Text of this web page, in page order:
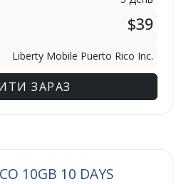
$39
Liberty Mobile Puerto Rico Inc.
ЗАРАЗ
10GB 10 DAYS